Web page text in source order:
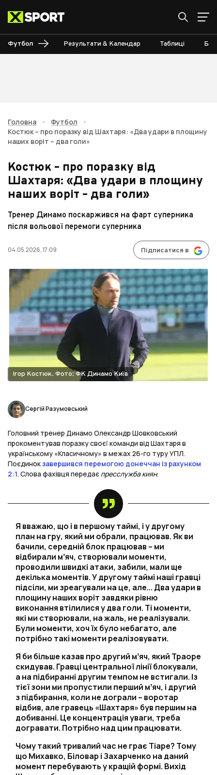
Футбол Результати & Календар Таблиці
Головна • Футбол
•
Костюк – про поразку від Шахтаря: «Два удари в площину
наших воріт – два голи»
Костюк – про поразку від
Шахтаря: «Два удари в площину
наших воріт – два голи»
Тренер Динамо поскаржився на фарт суперника
після вольової перемоги суперника
04.05.2026, 17:09 Підписатися в
Ігор Костюк. Фото: ФК Динамо Київ
Сергій Разумовський
Головний тренер Динамо Олександр Шовковський
прокоментував поразку своєї команди від Шахтаря в
українському «Класичному» в межах 26-го туру УПЛ.
Поєдинокзавершився перемогою донеччан із рахунком
2:1. Слова фахівця передає пресслужба киян.
Я вважаю, що і в першому таймі, і у другому
план на гру, який ми обрали, працював. Як ви
бачили, середній блок працював – ми
відбирали мʼяч, створювали моменти,
проводили швидкі атаки, забили, мали ще
декілька моментів. У другому таймі наші гравці
підсіли, ми зреагували на це, але... Два удари в
площину наших воріт завдяки рівню
виконання втілилися у два голи. Ті моменти,
які ми створювали, на жаль, не реалізували.
Були моменти, хоч їх було небагато, але
потрібно такі моменти реалізовувати.
Я би більше казав про другий мʼяч, який Траоре
скидував. Гравці центральної лінії блокували,
а на підбиранні другим темпом не встигали. Із
тієї зони ми пропустили перший мʼяч, і другий
з підбирання, коли не дограли – воротар
відбив, але гравець «Шахтаря» був першим на
добиванні. Це концентрація уваги, треба
догравати. Потрібно над цим працювати.
Чому такий тривалий час не грає Тіаре? Тому
що Михавко, Біловар і Захарченко на даний
момент перебувають у кращій формі. Вихід